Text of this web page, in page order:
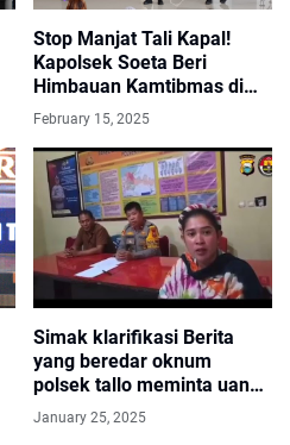
Stop Manjat Tali Kapal!
Kapolsek Soeta Beri
Himbauan Kamtibmas di
Pelabuhan Makassar
February 15, 2025
Simak klarifikasi Berita
yang beredar oknum
polsek tallo meminta uang
terhadap palapor
January 25, 2025